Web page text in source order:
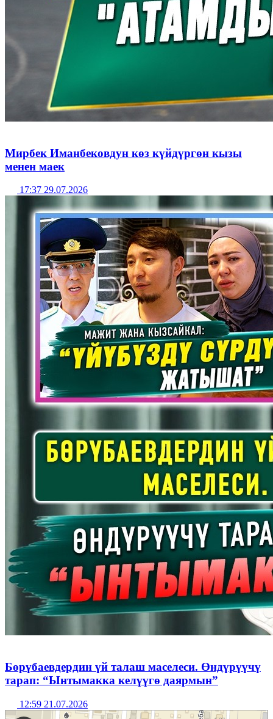
Мирбек Иманбековдун көз күйдүргөн кызы
менен маек
17:37 29.07.2026
Бөрүбаевдердин үй талаш маселеси. Өндүрүүчү
тарап: “Ынтымакка келүүгө даярмын”
12:59 21.07.2026